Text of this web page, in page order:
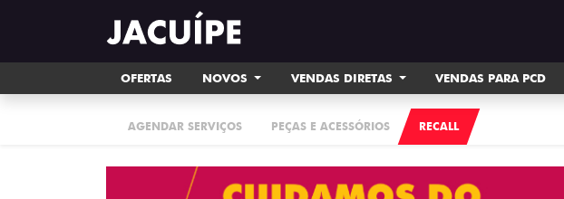
OFERTAS NOVOS VENDAS DIRETAS VENDAS PARA PCD
AGENDAR SERVIÇOS PEÇAS E ACESSÓRIOS RECALL